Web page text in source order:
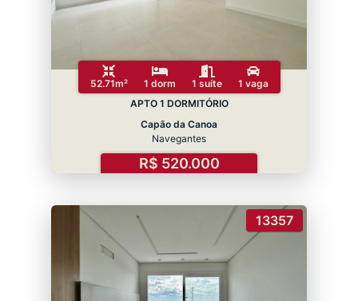
52.71m² 1 dorm 1 suíte
1 vaga
APTO 1 DORMITÓRIO
Capão da Canoa
Navegantes
R$ 520.000
13357